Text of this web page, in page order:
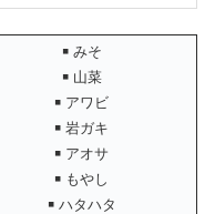
￭ みそ
￭ 山菜
￭ アワビ
￭ 岩ガキ
￭ アオサ
￭ もやし
￭ ハタハタ